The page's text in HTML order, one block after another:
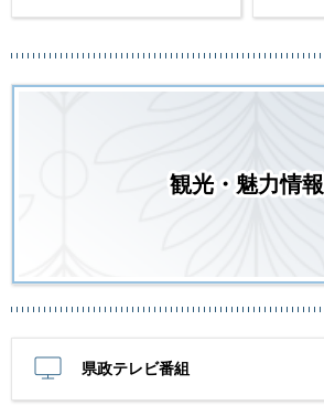
観光・魅力情報
県政テレビ番組